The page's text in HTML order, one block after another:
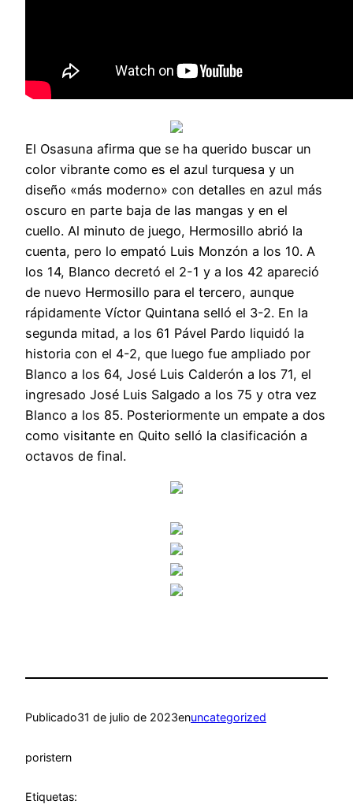
El Osasuna afirma que se ha querido buscar un
color vibrante como es el azul turquesa y un
diseño «más moderno» con detalles en azul más
oscuro en parte baja de las mangas y en el
cuello. Al minuto de juego, Hermosillo abrió la
cuenta, pero lo empató Luis Monzón a los 10. A
los 14, Blanco decretó el 2-1 y a los 42 apareció
de nuevo Hermosillo para el tercero, aunque
rápidamente Víctor Quintana selló el 3-2. En la
segunda mitad, a los 61 Pável Pardo liquidó la
historia con el 4-2, que luego fue ampliado por
Blanco a los 64, José Luis Calderón a los 71, el
ingresado José Luis Salgado a los 75 y otra vez
Blanco a los 85. Posteriormente un empate a dos
como visitante en Quito selló la clasificación a
octavos de final.
Publicado31 de julio de 2023enuncategorized
poristern
Etiquetas: